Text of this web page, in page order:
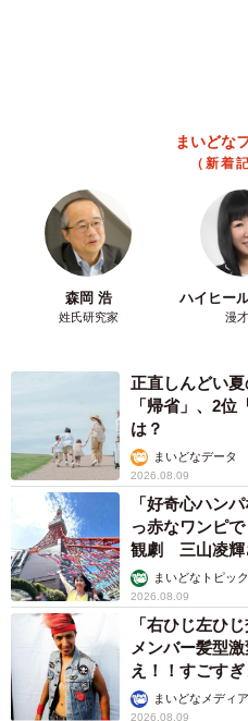
2026.08.08
「だんだん時
の55歳ボーカ
らとの「夏祭
まいどなトピック
ネット通販で
割 信頼できる
2026.08.08
「息子を一人に
と」 施設に入
男との暮らし
から】
山下 静香
2026.08.08
熊本地震でペッ
痛め… 被災ペ
示する「動物避
平藤 清刀
2026.08.08
原則ゆるっと
鬼出勤 借金に
ない場合は朝ま